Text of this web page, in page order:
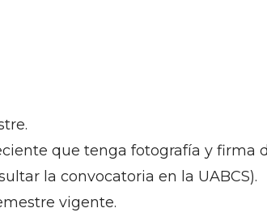
que tenga fotografía y firma
la convocatoria en la UABCS).
vigente.